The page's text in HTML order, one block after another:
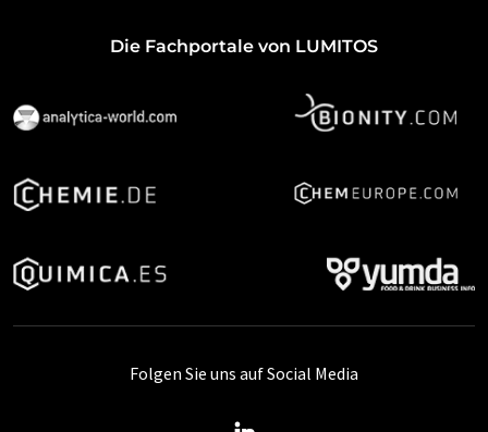
Die Fachportale von LUMITOS
Folgen Sie uns auf Social Media